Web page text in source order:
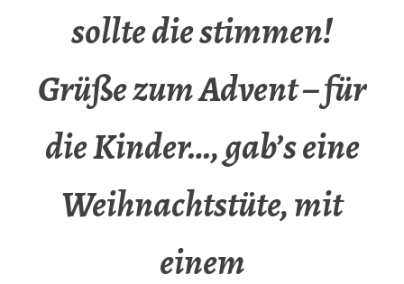
sollte die stimmen!
Grüße zum Advent – für
die Kinder…, gab’s eine
Weihnachtstüte, mit
einem